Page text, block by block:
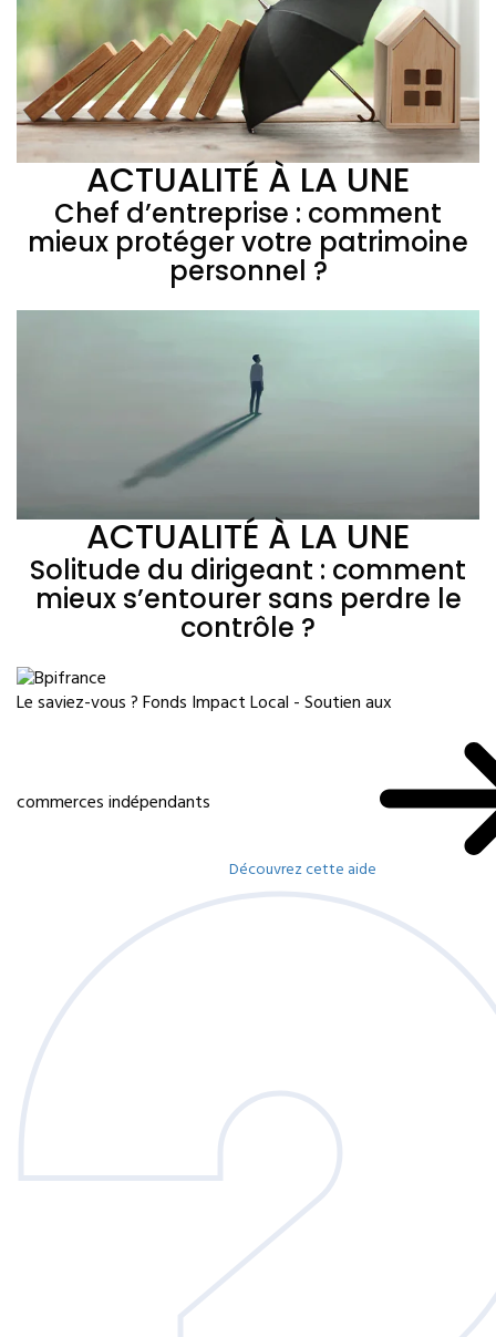
ACTUALITÉ À LA UNE
Chef d’entreprise : comment
mieux protéger votre patrimoine
personnel ?
ACTUALITÉ À LA UNE
Solitude du dirigeant : comment
mieux s’entourer sans perdre le
contrôle ?
Le saviez-vous ?Fonds Impact Local - Soutien aux
commerces indépendants
Découvrez cette aide